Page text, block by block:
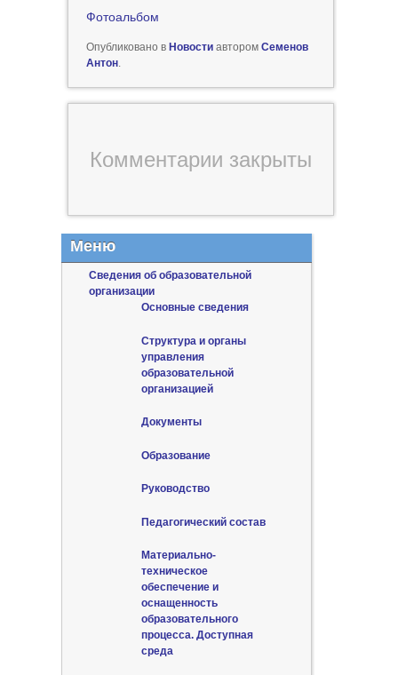
Фотоальбом
Опубликовано в Новостиавтором Семенов
Антон.
Комментарии закрыты
Меню
Сведения об образовательной
организации
Основные сведения
Структура и органы
управления
образовательной
организацией
Документы
Образование
Руководство
Педагогический состав
Материально-
техническое
обеспечение и
оснащенность
образовательного
процесса. Доступная
среда